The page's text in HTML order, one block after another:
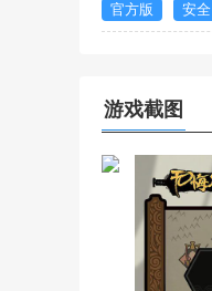
官方版 安全
游戏截图